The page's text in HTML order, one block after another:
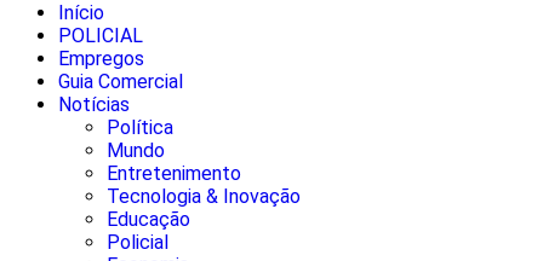
Início
POLICIAL
Empregos
Guia Comercial
Notícias
Política
Mundo
Entretenimento
Tecnologia & Inovação
Educação
Policial